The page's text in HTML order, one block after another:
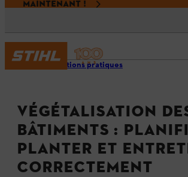
MAINTENANT !
Applications pratiques
VÉGÉTALISATION
BÂTIMENTS :
PLANTER ET
CORRECTEMENT